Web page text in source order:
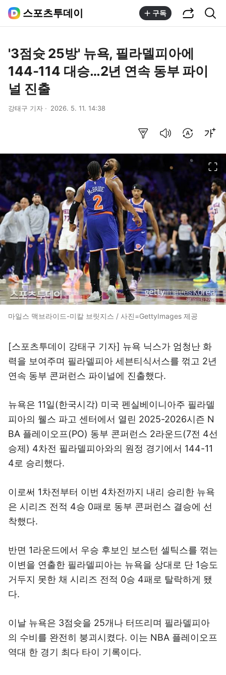
스포츠투데이 구독
'3점슛 25방' 뉴욕, 필라델피아에
144-114 대승…2년 연속 동부 파이
널 진출
강태구 기자 2026. 5. 11. 14:38
마일스 맥브라이드-미칼 브릿지스 / 사진=GettyImages 제공
[스포츠투데이 강태구 기자] 뉴욕 닉스가 엄청난 화
력을 보여주며 필라델피아 세븐티식서스를 꺾고 2년
연속 동부 콘퍼런스 파이널에 진출했다.
뉴욕은 11일(한국시각) 미국 펜실베이니아주 필라델
피아의 웰스 파고 센터에서 열린 2025-2026시즌 N
BA 플레이오프(PO) 동부 콘퍼런스 2라운드(7전 4선
승제) 4차전 필라델피아와의 원정 경기에서 144-11
4로 승리했다.
이로써 1차전부터 이번 4차전까지 내리 승리한 뉴욕
은 시리즈 전적 4승 0패로 동부 콘퍼런스 결승에 선
착했다.
반면 1라운드에서 우승 후보인 보스턴 셀틱스를 꺾는
이변을 연출한 필라델피아는 뉴욕을 상대로 단 1승도
거두지 못한 채 시리즈 전적 0승 4패로 탈락하게 됐
다.
이날 뉴욕은 3점슛을 25개나 터뜨리며 필라델피아
의 수비를 완전히 붕괴시켰다. 이는 NBA 플레이오프
역대 한 경기 최다 타이 기록이다.